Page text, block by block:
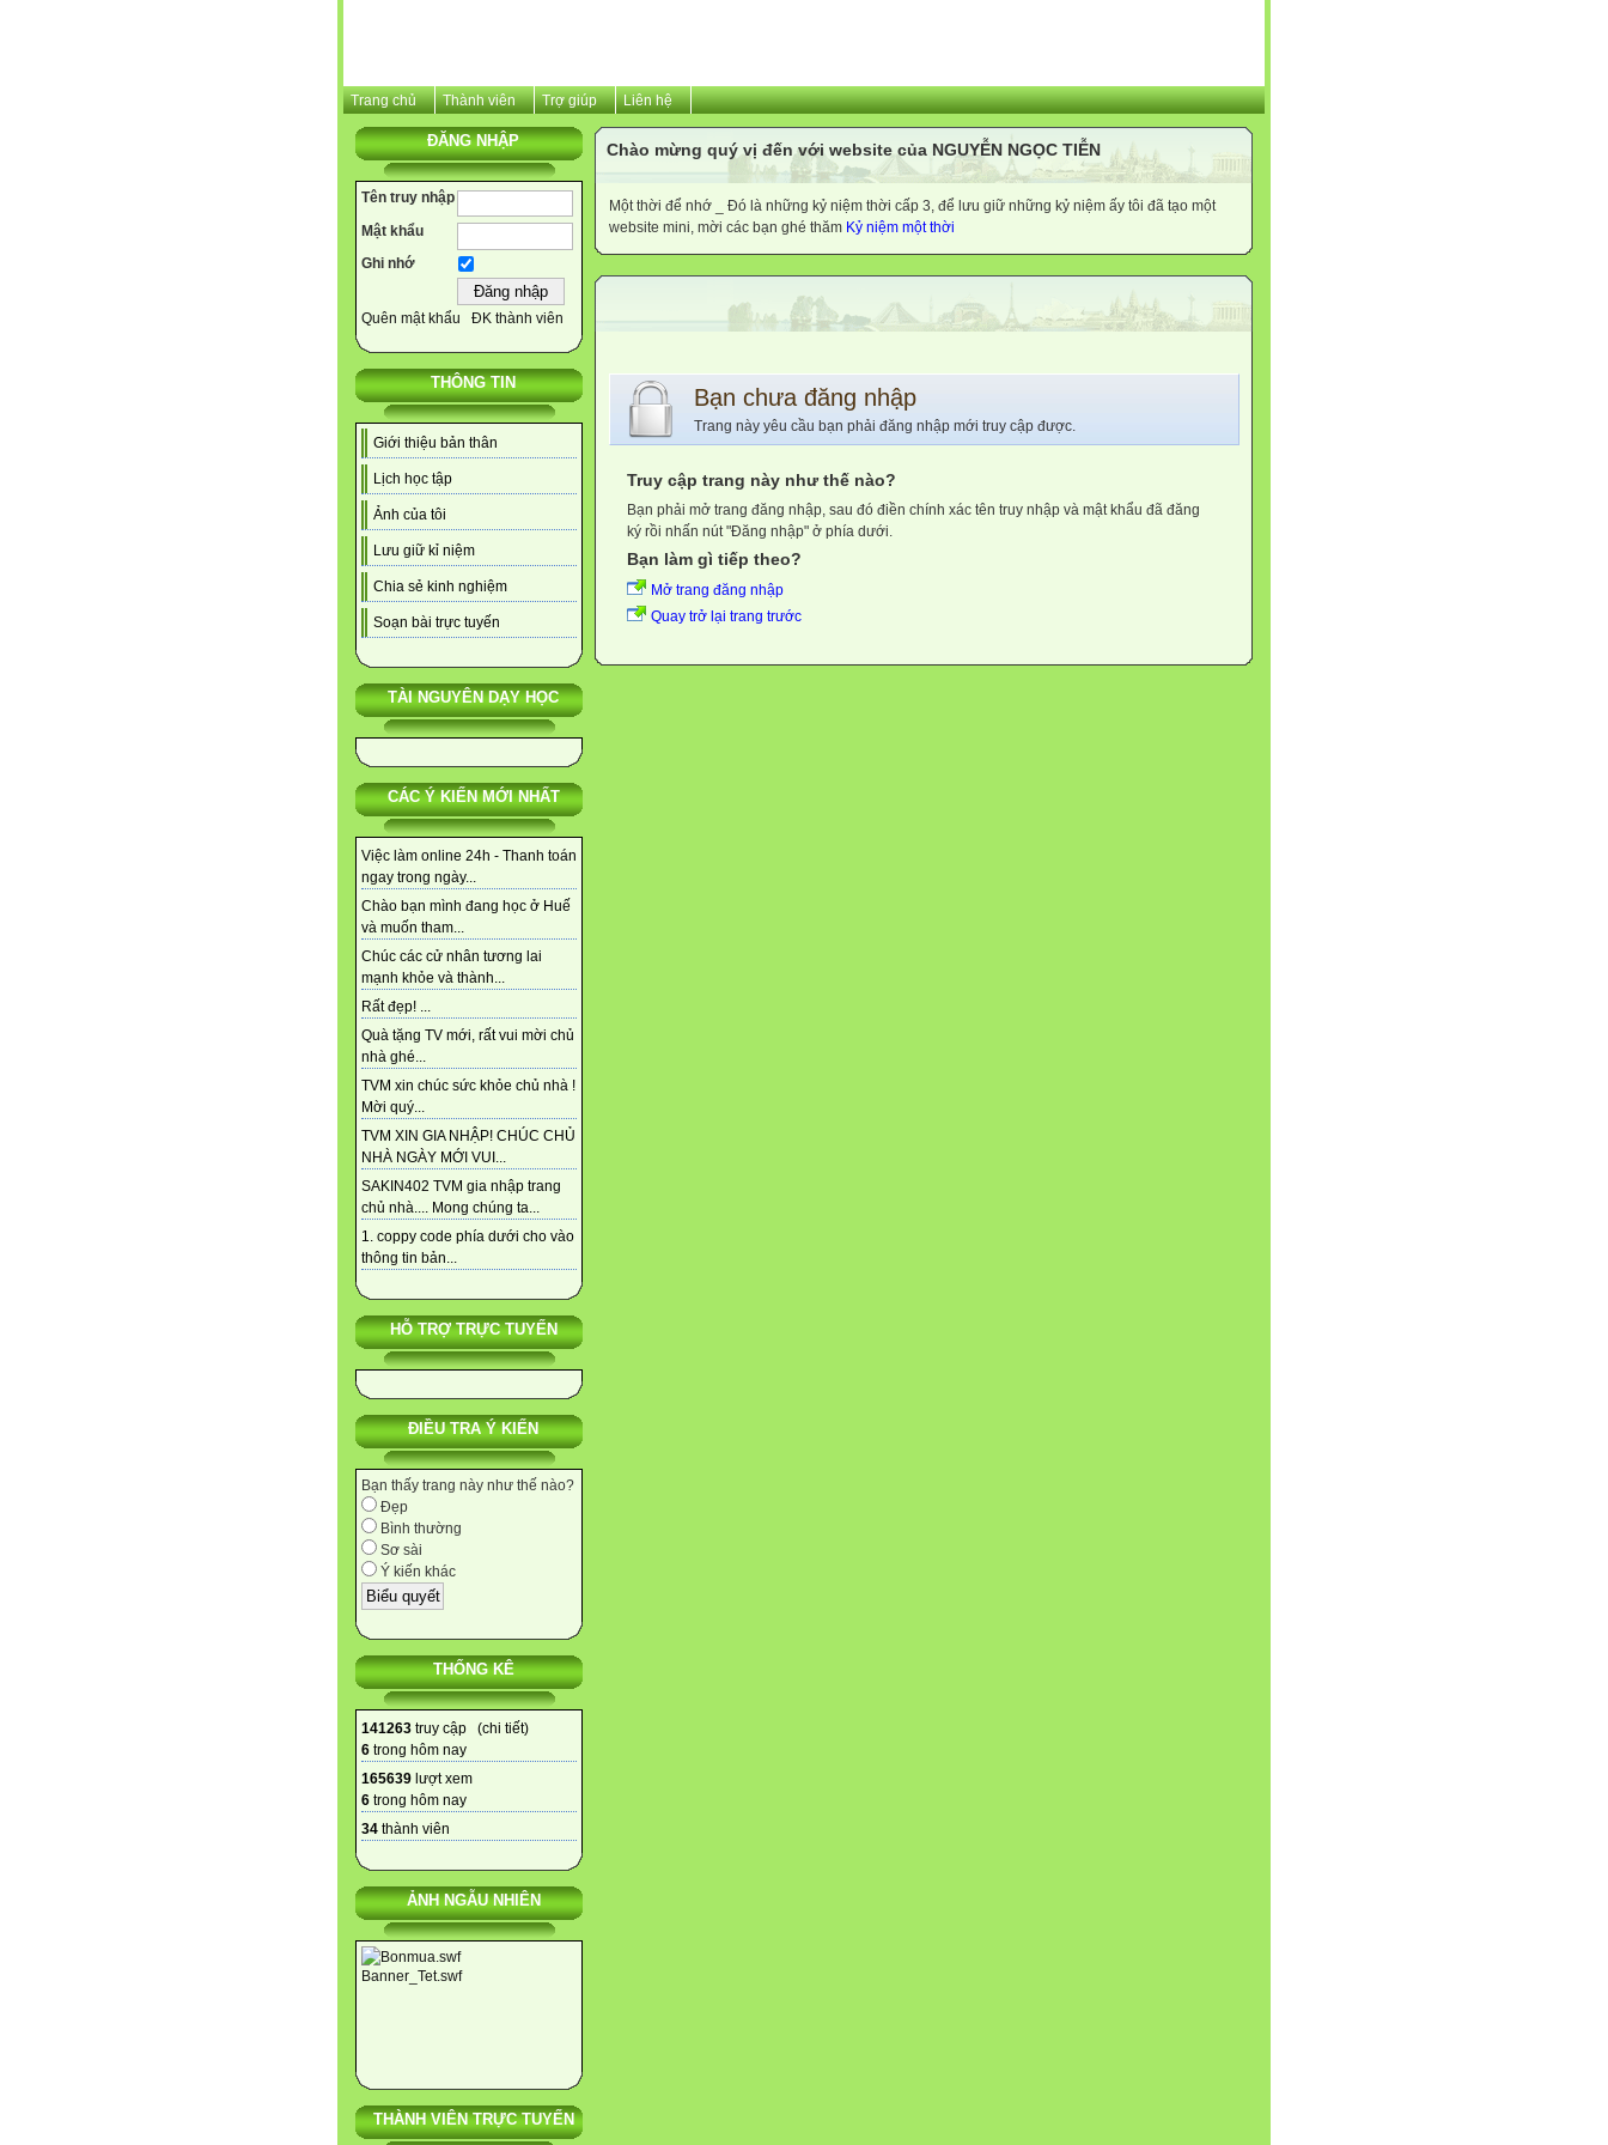
Trang chủ Thành viên Trợ giúp Liên hệ
ĐĂNG NHẬP
Tên truy nhập
Mật khẩu
Ghi nhớ
Quên mật khẩu ĐK thành viên
THÔNG TIN
Giới thiệu bản thân
Lịch học tập
Ảnh của tôi
Lưu giữ kỉ niệm
Chia sẻ kinh nghiệm
Soạn bài trực tuyến
TÀI NGUYÊN DẠY HỌC
CÁC Ý KIẾN MỚI NHẤT
Việc làm online 24h - Thanh toán
ngay trong ngày...
Chào bạn mình đang học ở Huế
và muốn tham...
Chúc các cử nhân tương lai
mạnh khỏe và thành...
Rất đẹp! ...
Quà tặng TV mới, rất vui mời chủ
nhà ghé...
TVM xin chúc sức khỏe chủ nhà !
Mời quý...
TVM XIN GIA NHẬP! CHÚC CHỦ
NHÀ NGÀY MỚI VUI...
SAKIN402 TVM gia nhập trang
chủ nhà.... Mong chúng ta...
1. coppy code phía dưới cho vào
thông tin bản...
HỖ TRỢ TRỰC TUYẾN
ĐIỀU TRA Ý KIẾN
Bạn thấy trang này như thế nào?
Đẹp
Bình thường
Sơ sài
Ý kiến khác
THỐNG KÊ
141263 truy cập (chi tiết)
6 trong hôm nay
165639 lượt xem
6 trong hôm nay
34 thành viên
ẢNH NGẪU NHIÊN
THÀNH VIÊN TRỰC TUYẾN
Chào mừng quý vị đến với website của NGUYỄN NGỌC TIỄN
Một thời để nhớ _ Đó là những kỷ niệm thời cấp 3, để lưu giữ những kỷ niệm ấy tôi đã tạo một
website mini, mời các bạn ghé thăm Kỷ niệm một thời
Bạn chưa đăng nhập
Trang này yêu cầu bạn phải đăng nhập mới truy cập được.
Truy cập trang này như thế nào?
Bạn phải mở trang đăng nhập, sau đó điền chính xác tên truy nhập và mật khẩu đã đăng
ký rồi nhấn nút "Đăng nhập" ở phía dưới.
Bạn làm gì tiếp theo?
Mở trang đăng nhập
Quay trở lại trang trước